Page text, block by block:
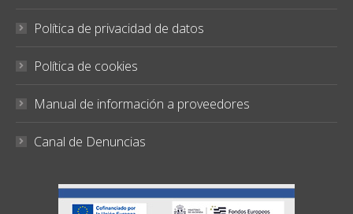
Política de privacidad de datos
Política de cookies
Manual de información a proveedores
Canal de Denuncias